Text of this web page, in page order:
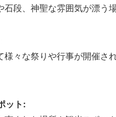
段、神聖な雰囲気が漂う
様々な祭りや行事が開催
ット: